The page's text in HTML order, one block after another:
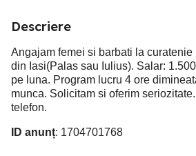
Descriere
Angajam femei si barbati la
din Iasi(Palas sau Iulius). Salar:
pe luna. Program lucru 4 ore
munca. Solicitam si oferim
telefon.
ID anunț: 1704701768